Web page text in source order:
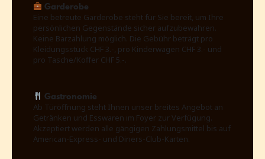
Garderobe
Eine betreute Garderobe steht für Sie bereit, um Ihre
persönlichen Gegenstände sicher aufzubewahren.
Keine Barzahlung möglich. Die Gebühr beträgt pro
Kleidungsstück CHF 3.-, pro Kinderwagen CHF 3.- und
pro Tasche/Koffer CHF 5.-.
Gastronomie
Ab Türöffnung steht Ihnen unser breites Angebot an
Getränken und Esswaren im Foyer zur Verfügung.
Akzeptiert werden alle gängigen Zahlungsmittel bis auf
American-Express- und Diners-Club-Karten.